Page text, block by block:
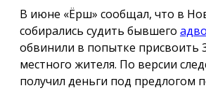
В июне «Ёрш» сообщал, что в
собирались судить бывшего
обвинили в попытке присвоить
местного жителя. По версии
получил деньги под предлогом